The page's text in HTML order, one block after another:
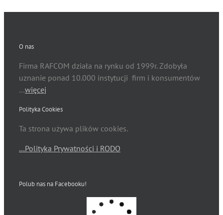
O nas
Firma RAFCOM działa na rynku od 1999r. Zdobyła
uznanie ponad 10.000 instytucji firm i konsumentów
…więcej
Polityka Cookies
Ta strona używa plików cookies.
…Polityka Prywatności i RODO
Polub nas na Facebooku!